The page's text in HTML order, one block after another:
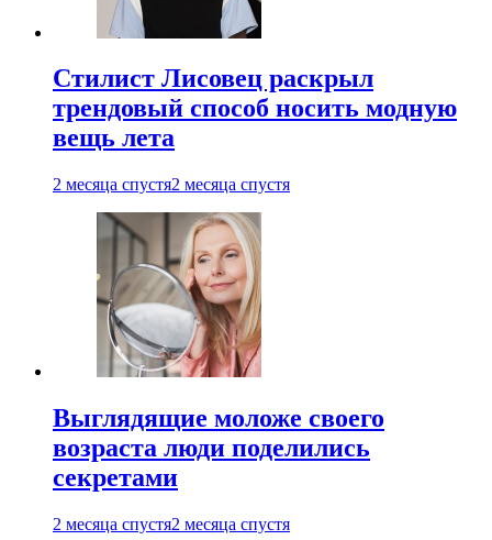
Стилист Лисовец раскрыл
трендовый способ носить модную
вещь лета
2 месяца спустя2 месяца спустя
Выглядящие моложе своего
возраста люди поделились
секретами
2 месяца спустя2 месяца спустя